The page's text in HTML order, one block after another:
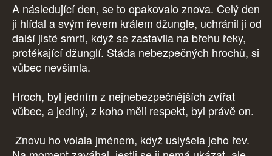
A následující den, se to opakovalo znova. Celý den
ji hlídal a svým řevem králem džungle, uchránil ji od
další jisté smrti, když se zastavila na břehu řeky,
protékající džunglí. Stáda nebezpečných hrochů, si
vůbec nevšimla.
Hroch, byl jedním z nejnebezpečnějších zvířat
vůbec, a jediný, z koho měli respekt, byl právě on.
Znovu ho volala jménem, když uslyšela jeho řev.